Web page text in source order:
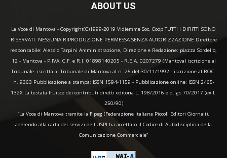
ABOUT US
La Voce di Mantova - Copyright(C)1999-2019 Vidiemme Soc. Coop TUTTI I DIRITTI SONO
RISERVATI. NESSUNA RIPRODUZIONE PERMESSA SENZA AUTORIZZAZIONE Direttore
responsabile: Alessio Tarpini Amministrazione, Direzione e Redazione: piazza Sordello,
12 - Mantova - P.IVA, C.F. e R.I. 01898140205 - R.E.A. 0207279 (Mantova) iscrizione al
Tribunale: iscritta al Tribunale di Mantova al n. 25 del 30/11/1992 - iscrizione al ROC:
n. 9363 Pubblicazione a stampa: ISSN 1594-1159 - Pubblicazione online: ISSN 2465-
132X La testata fruisce dei contributi diretti editoria L. 198/2016 e d.lgs 70/2017 (ex L.
250/90)
“La Voce di Mantova tramite la Fipeg (Federazione Italiana Piccoli Editori Giornali),
aderendo alla carta dei servizi dell'USPI ha accettato il Codice di Autodisciplina della
Comunicazione Commerciale"